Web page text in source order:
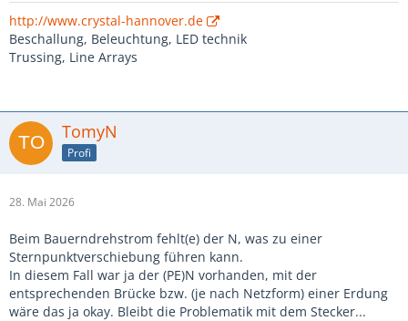
http://www.crystal-hannover.de
Beschallung, Beleuchtung, LED technik
Trussing, Line Arrays
TomyN
Profi
28. Mai 2026
Beim Bauerndrehstrom fehlt(e) der N, was zu einer
Sternpunktverschiebung führen kann.
In diesem Fall war ja der (PE)N vorhanden, mit der
entsprechenden Brücke bzw. (je nach Netzform) einer Erdung
wäre das ja okay. Bleibt die Problematik mit dem Stecker...